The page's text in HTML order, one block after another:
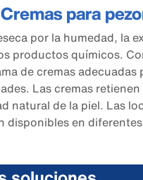
Cremas para
por la humedad, la
productos químicos.
de cremas adecuadas
Las cremas
natural de la piel. Las
disponibles en